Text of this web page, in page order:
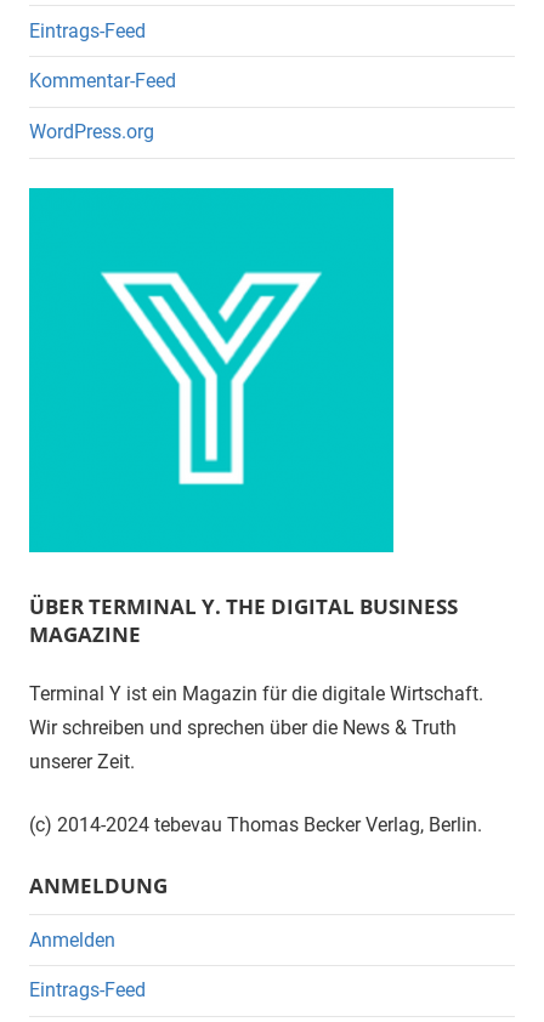
Eintrags-Feed
Kommentar-Feed
WordPress.org
ÜBER TERMINAL Y. THE DIGITAL BUSINESS
MAGAZINE
Terminal Y ist ein Magazin für die digitale Wirtschaft.
Wir schreiben und sprechen über die News & Truth
unserer Zeit.
(c) 2014-2024 tebevau Thomas Becker Verlag, Berlin.
ANMELDUNG
Anmelden
Eintrags-Feed